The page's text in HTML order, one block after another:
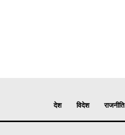
देश विदेश राजनीति